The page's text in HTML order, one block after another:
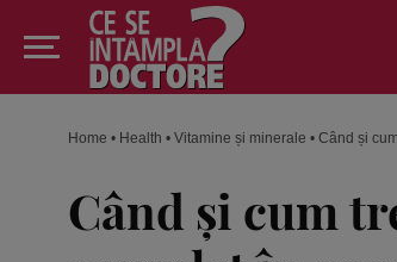
Home • Health • Vitamine și minerale • Când și
Când și cum